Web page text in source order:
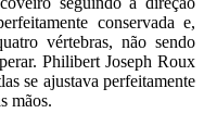
conservada e,
vértebras, não sendo
Philibert Joseph Roux
se ajustava perfeitamente
mãos.